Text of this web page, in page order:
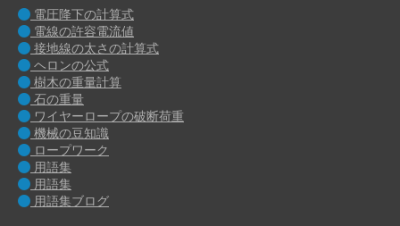
電圧降下の計算式
電線の許容電流値
接地線の太さの計算式
ヘロンの公式
樹木の重量計算
石の重量
ワイヤーロープの破断荷重
機械の豆知識
ロープワーク
用語集
用語集
用語集ブログ